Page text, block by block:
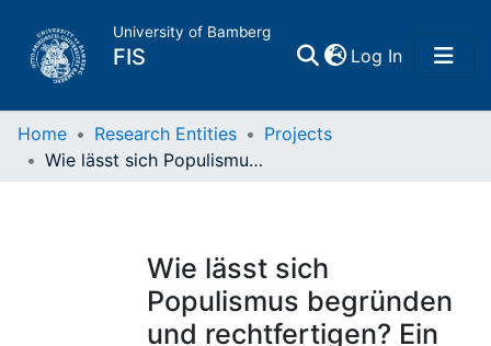
University of Bamberg
FIS Log In(current)
Home
Research Data
Projects
Home Research Entities
Projects
Wie lässt sich Populismus begründen und rechtfertigen? Ein Vergleich von der Brexit-Kampagne in Großbritannien und der Präsidentschaftswahl in Südkorea
Wie lässt sich
Populismus begründen
und rechtfertigen? Ein